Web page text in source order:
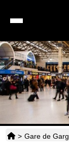
> Gare de